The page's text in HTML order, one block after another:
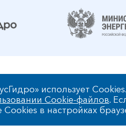
использует
Cookie-файлов.
в настройках